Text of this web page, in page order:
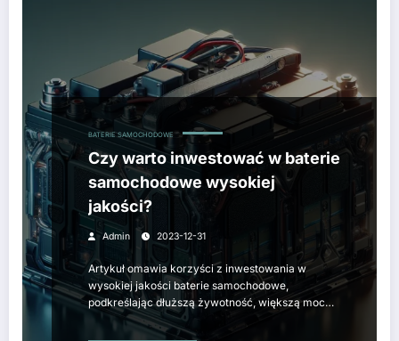
BATERIE SAMOCHODOWE
Czy warto inwestować w baterie
samochodowe wysokiej
jakości?
Admin 2023-12-31
Artykuł omawia korzyści z inwestowania w
wysokiej jakości baterie samochodowe,
podkreślając dłuższą żywotność, większą moc…